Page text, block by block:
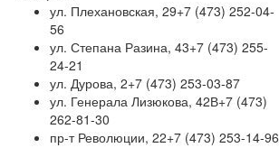
ул. Плехановская, 29+7 (473) 252-04-
56
ул. Степана Разина, 43+7 (473) 255-
24-21
ул. Дурова, 2+7 (473) 253-03-87
ул. Генерала Лизюкова, 42В+7 (473)
262-81-30
пр-т Революции, 22+7 (473) 253-14-96